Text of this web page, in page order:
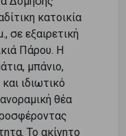
κατοικία
σε εξαιρετική
Πάρου. Η
μπάνιο,
ιδιωτικό
θέα
Το ακίνητο